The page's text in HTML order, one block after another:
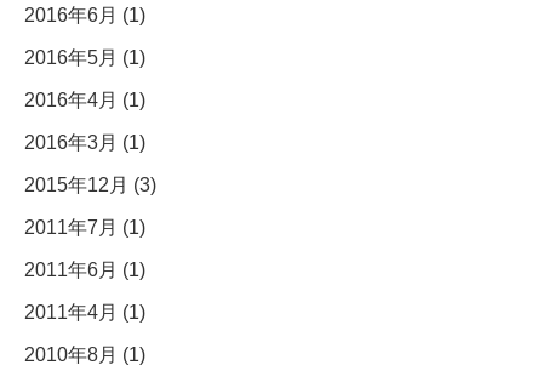
2016年6月 (1)
2016年5月 (1)
2016年4月 (1)
2016年3月 (1)
2015年12月 (3)
2011年7月 (1)
2011年6月 (1)
2011年4月 (1)
2010年8月 (1)